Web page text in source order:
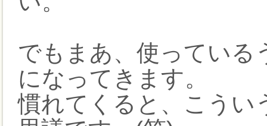
でもまあ、使っている
になってきます。
慣れてくると、こうい